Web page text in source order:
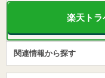
楽天トラ
関連情報から探す